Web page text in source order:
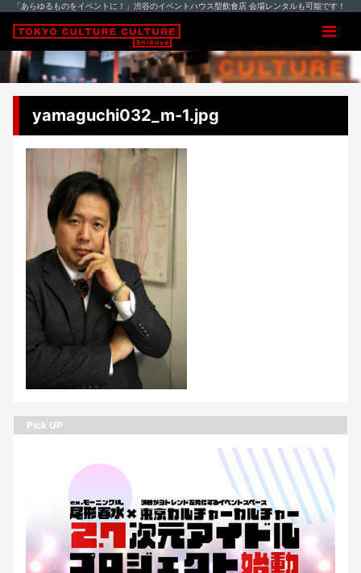
「あらゆるものをイベントに！」渋谷のイベントハウス型飲食店 会場レンタルも可能です！
yamaguchi032_m-1.jpg
Pick UP